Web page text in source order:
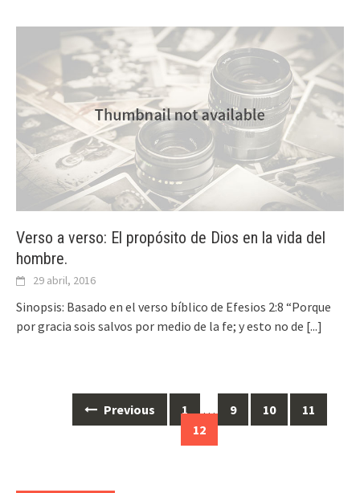
Verso a verso: El propósito de Dios en la vida del
hombre.
29 abril, 2016
Sinopsis: Basado en el verso bíblico de Efesios 2:8 “Porque
por gracia sois salvos por medio de la fe; y esto no de [...]
Previous 1 … 9 10
11
12